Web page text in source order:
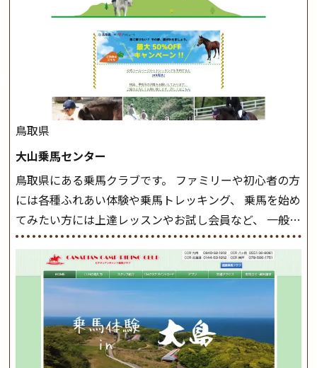
軽速歩(けいはやあし)ができるようになったら スタート
クラスへ。 グループレッスンで馬のスピードを調整し
ながら 軽速歩・正反撞(せいはんどう)を学びます。 安定
した手綱操作と軽速歩・正反撞ができるようになれば
駈歩(かけあし)練習に入ります。 ホップクラス スタート
クラスで常歩(なみあし)や 速歩、駈歩の初歩をマスター
したら、 次は部班にて駈歩を含めた誘導練習を行いま
しょう。 ステップクラス ホップクラスまでに練習した
の扶助操作や誘導方法を身につけましょう。 注意事項
◆馬場使用状況により、使用する馬場はこちらで決定い
たしますのでご了承ください ◆基本は雨天決行です
が、落雷・強風等のより、安全上急遽中止させていただ
く場合がございます。 ◆三木ホースランドパークの協議
会や講習会等により、一部レッスンが中止になる場合が
ございます。 その際、ご予約いただいている皆様には事
前にご連絡いたします。MIKIホーストレックのツアー
はこちら
鳥取県
大山乗馬センター
鳥取県にある乗馬クラブです。 ファミリーや初心者の方
には各種ふれあい体験や乗馬トレッキング、 乗馬を始め
てみたい方には上達レッスンやお試し会員など、 一般の
方に幅広くお楽しみいただける施設を目指しています。
また、お手軽（低価格）に会員になったり自分の馬を持
つことのできる乗馬クラブでもあり、 健康や趣味、スポ
ーツ競技として、老若男女様々な方が、日々乗馬をお楽
しみいただいています。 なお、ゴールデンウィークと夏
休み期間中は無休で営業していますので、ぜひご家族で
お越しください！大山乗馬センターの紹介記事はこち